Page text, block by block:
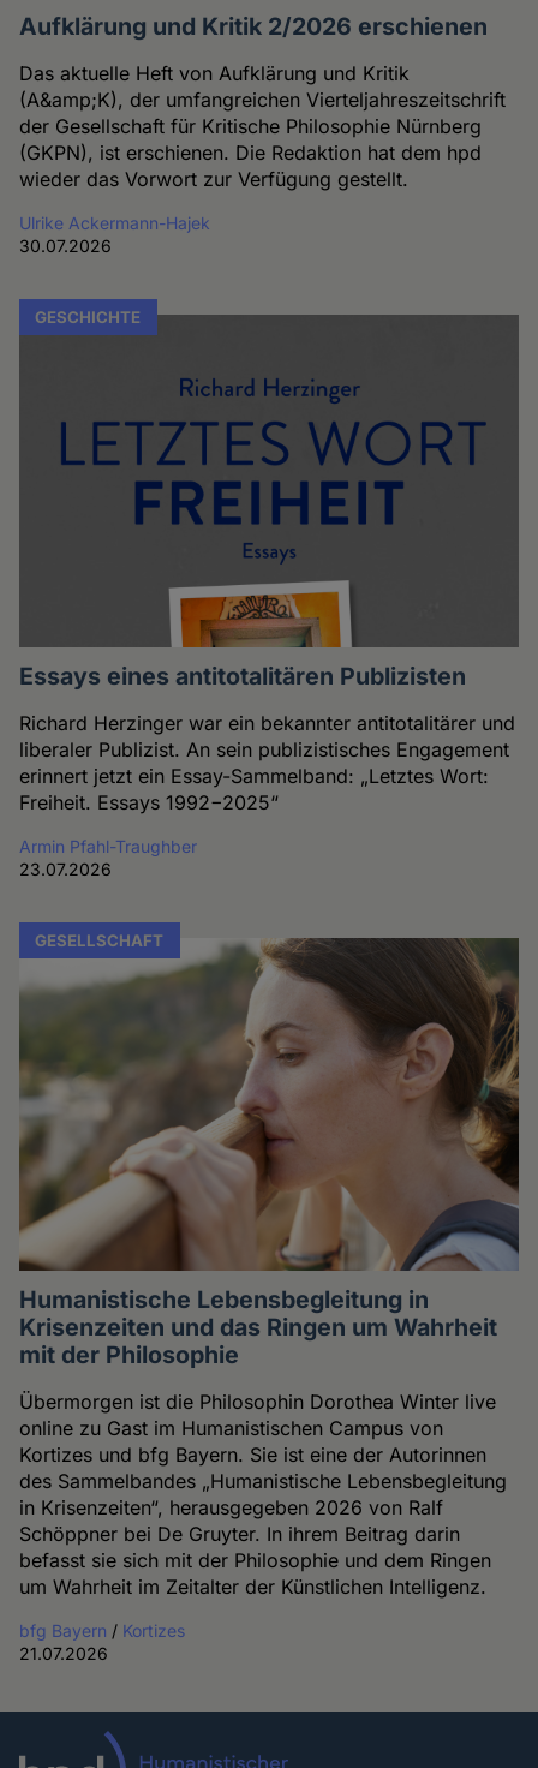
Aufklärung und Kritik 2/2026 erschienen
Das aktuelle Heft von Aufklärung und Kritik
(A&amp;K), der umfangreichen Vierteljahreszeitschrift
der Gesellschaft für Kritische Philosophie Nürnberg
(GKPN), ist erschienen. Die Redaktion hat dem hpd
wieder das Vorwort zur Verfügung gestellt.
Ulrike Ackermann-Hajek
30.07.2026
GESCHICHTE
Essays eines antitotalitären Publizisten
Richard Herzinger war ein bekannter antitotalitärer und
liberaler Publizist. An sein publizistisches Engagement
erinnert jetzt ein Essay-Sammelband: „Letztes Wort:
Freiheit. Essays 1992−2025“
Armin Pfahl-Traughber
23.07.2026
GESELLSCHAFT
Humanistische Lebensbegleitung in
Krisenzeiten und das Ringen um Wahrheit
mit der Philosophie
Übermorgen ist die Philosophin Dorothea Winter live
online zu Gast im Humanistischen Campus von
Kortizes und bfg Bayern. Sie ist eine der Autorinnen
des Sammelbandes „Humanistische Lebensbegleitung
in Krisenzeiten“, herausgegeben 2026 von Ralf
Schöppner bei De Gruyter. In ihrem Beitrag darin
befasst sie sich mit der Philosophie und dem Ringen
um Wahrheit im Zeitalter der Künstlichen Intelligenz.
bfg Bayern / Kortizes
21.07.2026